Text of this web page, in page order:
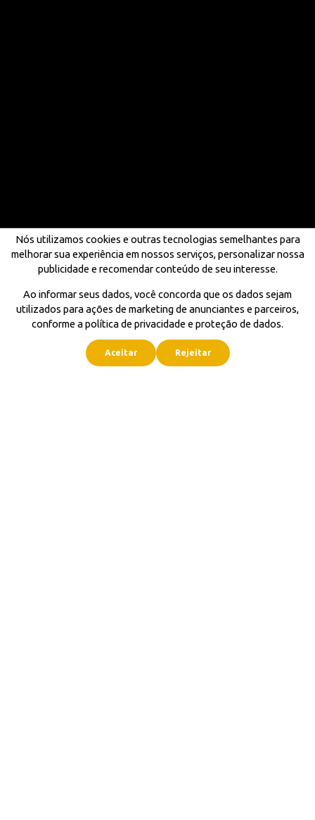
Nós utilizamos cookies e outras tecnologias semelhantes para
melhorar sua experiência em nossos serviços, personalizar nossa
publicidade e recomendar conteúdo de seu interesse.
Ao informar seus dados, você concorda que os dados sejam
utilizados para ações de marketing de anunciantes e parceiros,
conforme a política de privacidade e proteção de dados.
Aceitar Rejeitar